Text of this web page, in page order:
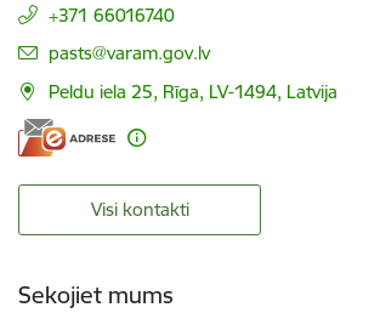
+371 66016740
E-pasts:
pasts@varam.gov.lv
Peldu iela 25, Rīga, LV-1494, Latvija
Visi kontakti
Sekojiet mums